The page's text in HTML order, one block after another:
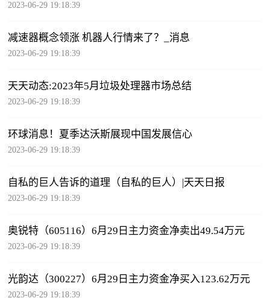
2023-06-29 19:18:39
减速器概念领涨 机器人行情来了？_消息
2023-06-29 19:18:39
天天动态:2023年5月垃圾处理器市场总结
2023-06-29 19:18:39
环球消息！夏季达沃斯展现中国发展信心
2023-06-29 19:18:39
自私的巨人告诉的道理（自私的巨人）|天天日报
2023-06-29 19:18:39
奥锐特（605116）6月29日主力资金净卖出49.54万元
2023-06-29 19:18:39
光韵达（300227）6月29日主力资金净买入123.62万元
2023-06-29 19:18:39